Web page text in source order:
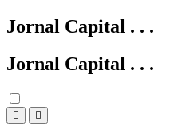
Jornal Capital . . .
Jornal Capital . . .